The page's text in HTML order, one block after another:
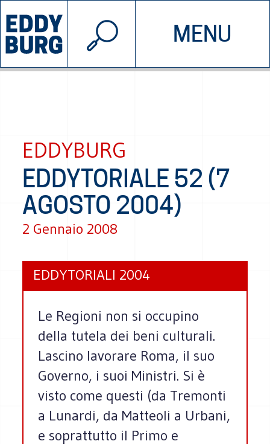
MENU
INIZIATIVE CHI SIAMO
© 2026 EDDYBURG
EDDYBURG
EDDYTORIALE 52 (7
AGOSTO 2004)
2 Gennaio 2008
EDDYTORIALI 2004
Le Regioni non si occupino
della tutela dei beni culturali.
Lascino lavorare Roma, il suo
Governo, i suoi Ministri. Si è
visto come questi (da Tremonti
a Lunardi, da Matteoli a Urbani,
e soprattutto il Primo e